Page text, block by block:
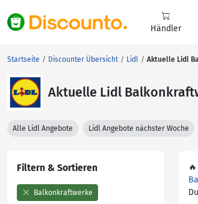
Händler
Startseite Discounter Übersicht Lidl Aktuelle Lidl
Aktuelle Lidl
Alle Lidl Angebote Lidl Angebote nächster Woche
Filtern & Sortieren
Balkonkraftwerke